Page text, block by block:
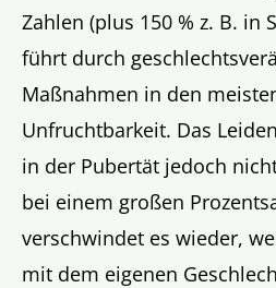
Zahlen (plus 150 % z. B. in
führt durch
Maßnahmen in den
Unfruchtbarkeit. Das
in der Pubertät jedoch
bei einem großen
verschwindet es wieder,
mit dem eigenen